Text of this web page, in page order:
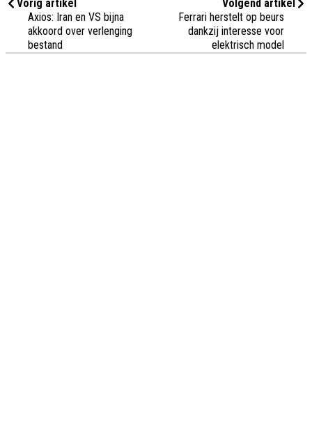
Vorig artikel
Axios: Iran en VS bijna
akkoord over verlenging
bestand
Volgend artikel
Ferrari herstelt op beurs
dankzij interesse voor
elektrisch model